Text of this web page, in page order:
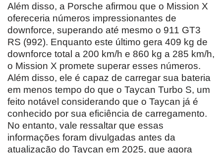
Além disso, a Porsche afirmou que o Mission X
ofereceria números impressionantes de
downforce, superando até mesmo o 911 GT3
RS (992). Enquanto este último gera 409 kg de
downforce total a 200 km/h e 860 kg a 285 km/h,
o Mission X promete superar esses números.
Além disso, ele é capaz de carregar sua bateria
em menos tempo do que o Taycan Turbo S, um
feito notável considerando que o Taycan já é
conhecido por sua eficiência de carregamento.
No entanto, vale ressaltar que essas
informações foram divulgadas antes da
atualização do Taycan em 2025, que agora